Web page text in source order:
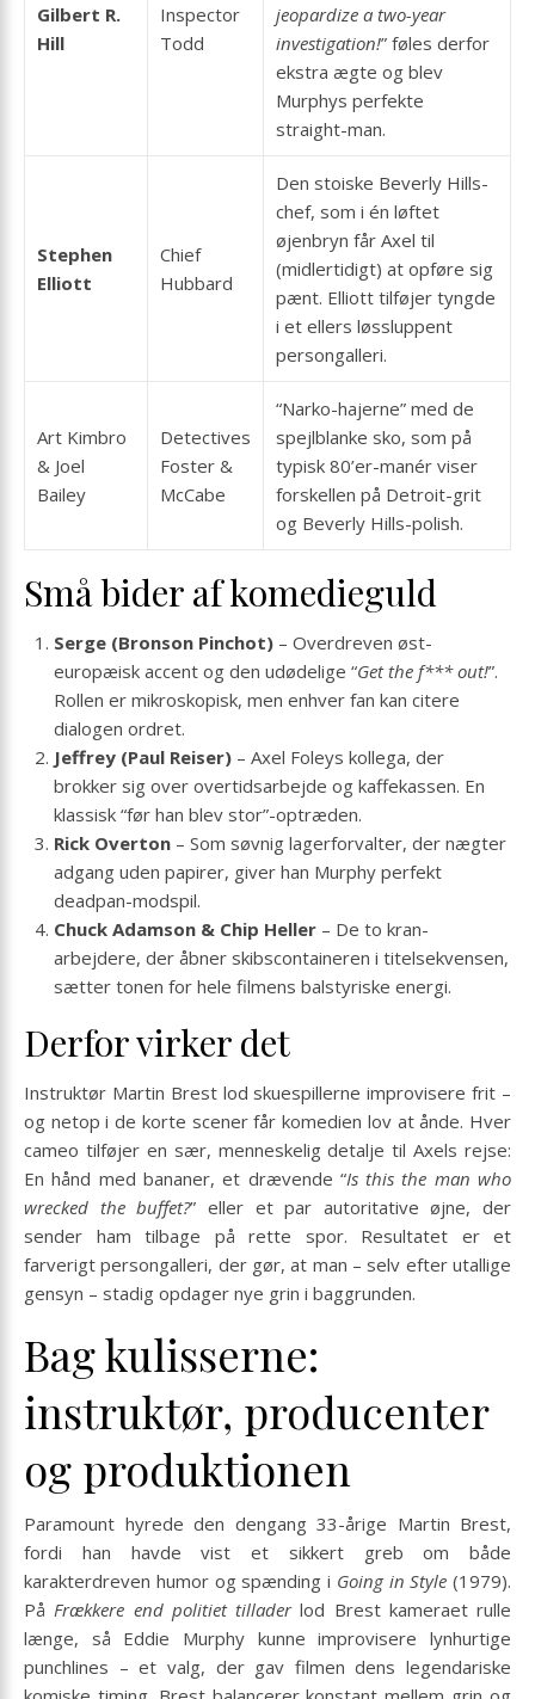
Gilbert R.
Hill
Inspector
Todd
jeopardize a two-year
investigation!” føles derfor
ekstra ægte og blev
Murphys perfekte
straight-man.
Stephen
Elliott
Chief
Hubbard
Den stoiske Beverly Hills-
chef, som i én løftet
øjenbryn får Axel til
(midlertidigt) at opføre sig
pænt. Elliott tilføjer tyngde
i et ellers løssluppent
persongalleri.
Art Kimbro
& Joel
Bailey
Detectives
Foster &
McCabe
“Narko-hajerne” med de
spejlblanke sko, som på
typisk 80’er-manér viser
forskellen på Detroit-grit
og Beverly Hills-polish.
Små bider af komedieguld
Serge (Bronson Pinchot) – Overdreven øst-
europæisk accent og den udødelige “Get the f*** out!”.
Rollen er mikroskopisk, men enhver fan kan citere
dialogen ordret.
Jeffrey (Paul Reiser) – Axel Foleys kollega, der
brokker sig over overtidsarbejde og kaffekassen. En
klassisk “før han blev stor”-optræden.
Rick Overton – Som søvnig lagerforvalter, der nægter
adgang uden papirer, giver han Murphy perfekt
deadpan-modspil.
Chuck Adamson & Chip Heller – De to kran-
arbejdere, der åbner skibscontaineren i titelsekvensen,
sætter tonen for hele filmens balstyriske energi.
Derfor virker det
Instruktør Martin Brest lod skuespillerne improvisere frit –
og netop i de korte scener får komedien lov at ånde. Hver
cameo tilføjer en sær, menneskelig detalje til Axels rejse:
En hånd med bananer, et drævende “Is this the man who
wrecked the buffet?” eller et par autoritative øjne, der
sender ham tilbage på rette spor. Resultatet er et
farverigt persongalleri, der gør, at man – selv efter utallige
gensyn – stadig opdager nye grin i baggrunden.
Bag kulisserne:
instruktør, producenter
og produktionen
Paramount hyrede den dengang 33-årige Martin Brest,
fordi han havde vist et sikkert greb om både
karakterdreven humor og spænding i Going in Style (1979).
PåFrækkere end politiet tilladerlod Brest kameraet rulle
længe, så Eddie Murphy kunne improvisere lynhurtige
punchlines – et valg, der gav filmen dens legendariske